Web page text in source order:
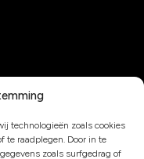
technologieën zoals cookies
te raadplegen. Door in te
zoals surfgedrag of